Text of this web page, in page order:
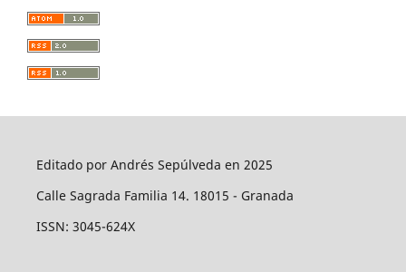
Editado por Andrés Sepúlveda en 2025
Calle Sagrada Familia 14. 18015 - Granada
ISSN: 3045-624X